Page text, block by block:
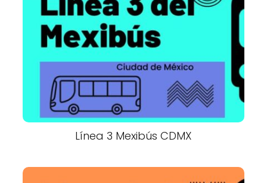
Línea 3 Mexibús CDMX